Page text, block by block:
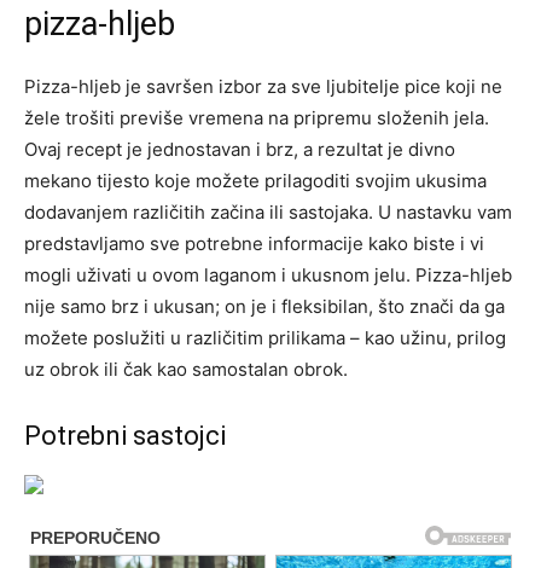
pizza-hljeb
Pizza-hljeb je savršen izbor za sve ljubitelje pice koji ne
žele trošiti previše vremena na pripremu složenih jela.
Ovaj recept je jednostavan i brz, a rezultat je divno
mekano tijesto koje možete prilagoditi svojim ukusima
dodavanjem različitih začina ili sastojaka. U nastavku vam
predstavljamo sve potrebne informacije kako biste i vi
mogli uživati u ovom laganom i ukusnom jelu. Pizza-hljeb
nije samo brz i ukusan; on je i fleksibilan, što znači da ga
možete poslužiti u različitim prilikama – kao užinu, prilog
uz obrok ili čak kao samostalan obrok.
Potrebni sastojci